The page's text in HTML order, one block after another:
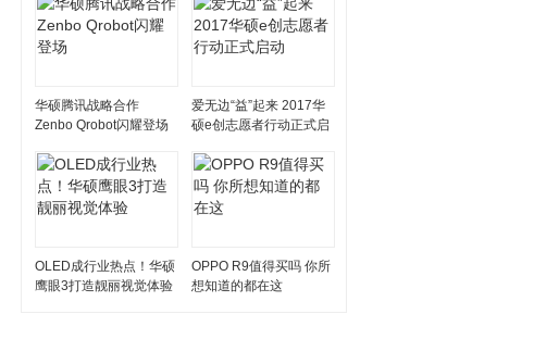
华硕腾讯战略合作
Zenbo Qrobot闪耀登场
爱无边“益”起来 2017华
硕e创志愿者行动正式启
OLED成行业热点！华硕
鹰眼3打造靓丽视觉体验
OPPO R9值得买吗 你所
想知道的都在这